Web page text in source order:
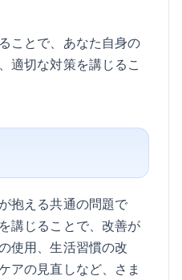
ことで、あなた自身の
適切な対策を講じるこ
抱える共通の問題で
講じることで、改善が
使用、生活習慣の改
アの見直しなど、さま